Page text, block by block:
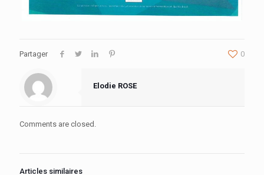
Partager 0
Elodie ROSE
Comments are closed.
Articles similaires